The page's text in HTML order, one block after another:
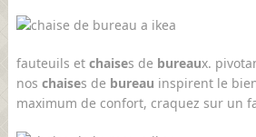
fauteuils et chaises de bureaux.
nos chaises de bureau inspirent le
maximum de confort, craquez sur un